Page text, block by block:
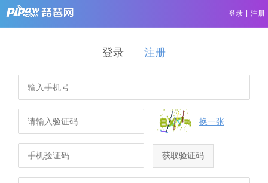
登录 注册
登录 注册
换一张
获取验证码